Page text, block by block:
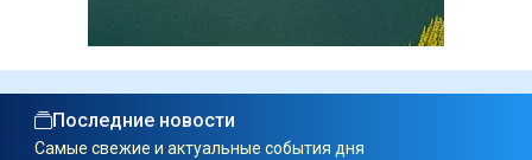
Последние новости
Самые свежие и актуальные события дня